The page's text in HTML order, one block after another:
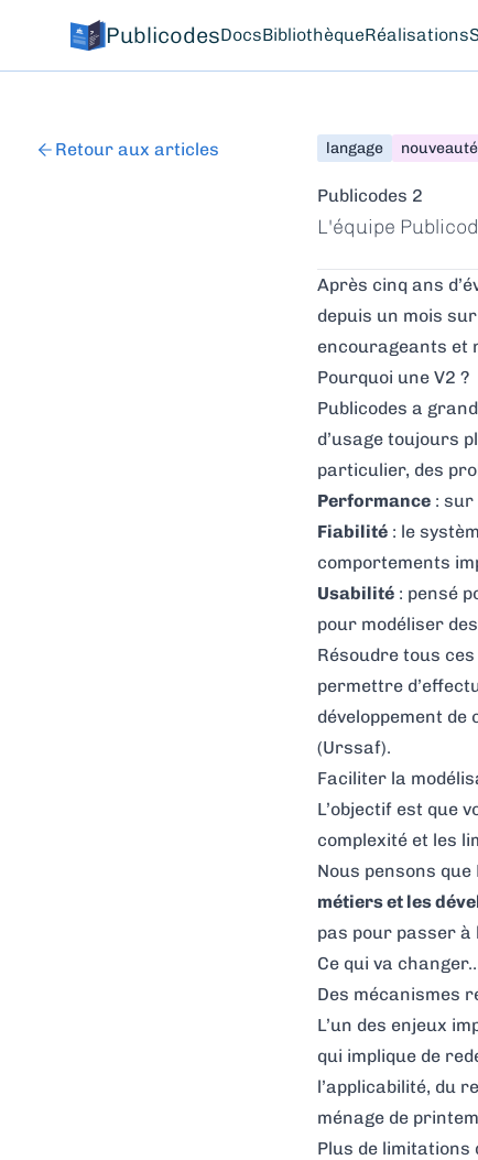
PublicodesDocsBibliothèqueRéalisations
Retour aux articles langage
Publicodes 2
L'équipe
Après cinq ans
depuis un mois
encourageants et
Pourquoi une V2 ?
Publicodes a
d’usage toujours
particulier, des
Performance : sur
Fiabilité : le
comportements
Usabilité : pensé
pour modéliser
Résoudre tous
permettre
développement de
(Urssaf).
Faciliter la
L’objectif est que
complexité et les
Nous pensons
métiers et les
pas pour passer à
Ce qui va
Des mécanismes
L’un des enjeux
qui implique de
l’applicabilité, du
ménage de
Plus de